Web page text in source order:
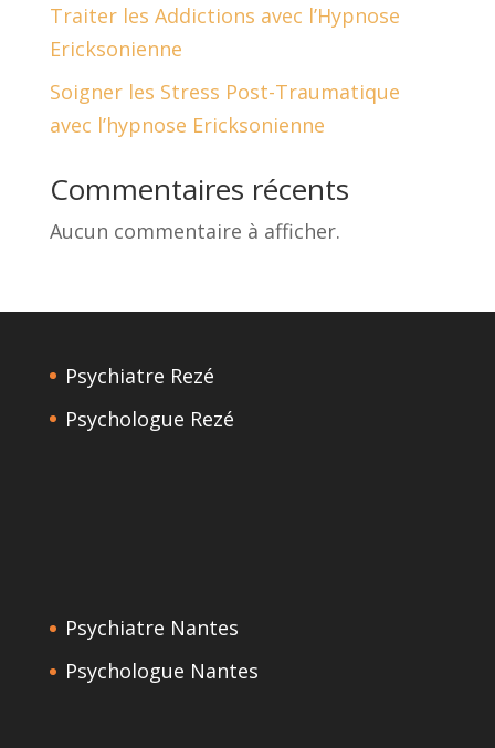
Traiter les Addictions avec l’Hypnose
Ericksonienne
Soigner les Stress Post-Traumatique
avec l’hypnose Ericksonienne
Commentaires récents
Aucun commentaire à afficher.
Psychiatre Rezé
Psychologue Rezé
Psychiatre Nantes
Psychologue Nantes